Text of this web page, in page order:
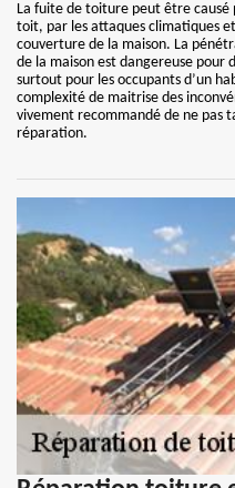
La fuite de toiture peut être causé
toit, par les attaques climatiques
couverture de la maison. La
de la maison est dangereuse pour
surtout pour les occupants d’un
complexité de maitrise des
vivement recommandé de ne pas
réparation.